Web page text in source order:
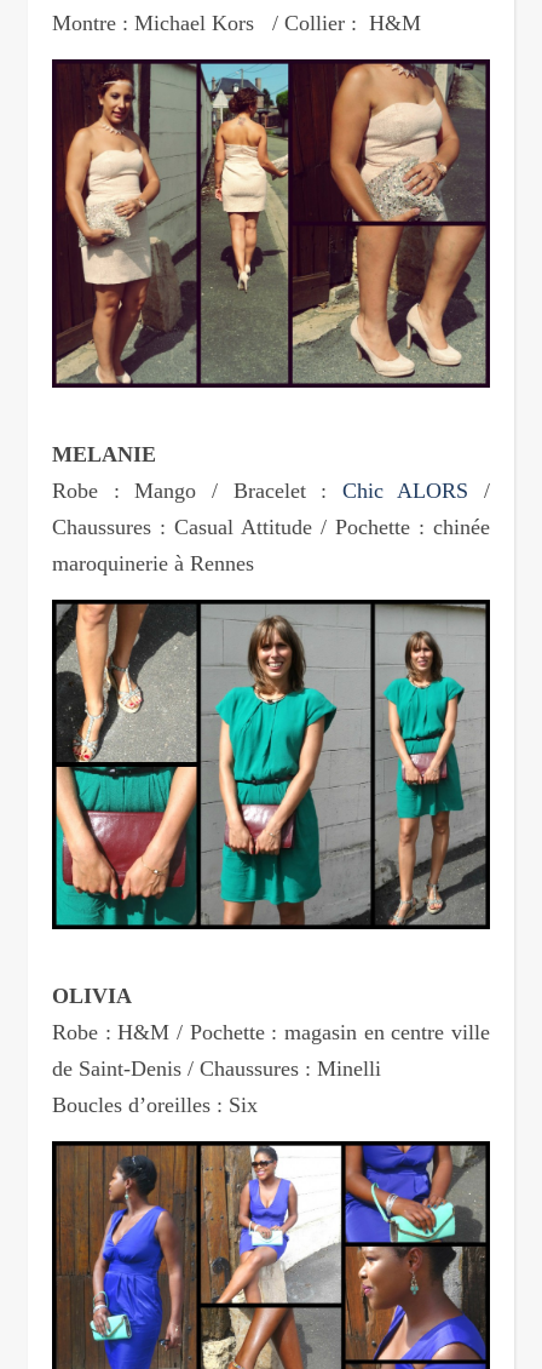
Montre : Michael Kors / Collier : H&M
MELANIE
Robe : Mango / Bracelet : Chic ALORS /
Chaussures : Casual Attitude / Pochette : chinée
maroquinerie à Rennes
OLIVIA
Robe : H&M / Pochette : magasin en centre ville
de Saint-Denis / Chaussures : Minelli
Boucles d’oreilles : Six